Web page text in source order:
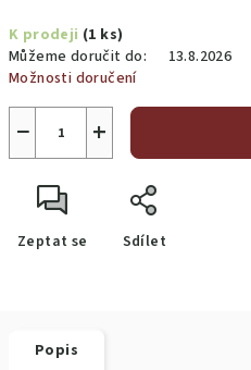
cena:
K prodeji (1 ks)
Můžeme doručit do:
13.8.2026
Možnosti doručení
+
−
Zeptat se Sdílet
Popis